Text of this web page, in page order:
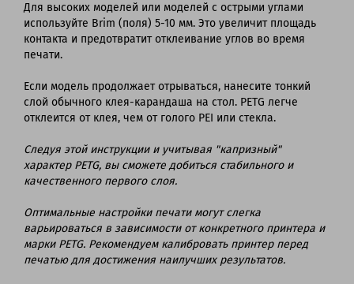
Для высоких моделей или моделей с острыми углами
используйте Brim (поля) 5-10 мм. Это увеличит площадь
контакта и предотвратит отклеивание углов во время
печати.
Если модель продолжает отрываться, нанесите тонкий
слой обычного клея-карандаша на стол. PETG легче
отклеится от клея, чем от голого PEI или стекла.
Следуя этой инструкции и учитывая "капризный"
характер PETG, вы сможете добиться стабильного и
качественного первого слоя.
Оптимальные настройки печати могут слегка
варьироваться в зависимости от конкретного принтера и
марки PETG. Рекомендуем калибровать принтер перед
печатью для достижения наилучших результатов.